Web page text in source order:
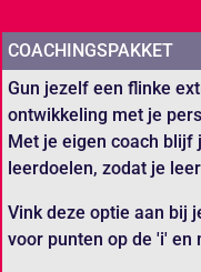
COACHINGSPAKKET
Gun jezelf een flinke
ontwikkeling met je
Met je eigen coach blijf
leerdoelen, zodat je
Vink deze optie aan bij
voor punten op de 'i'